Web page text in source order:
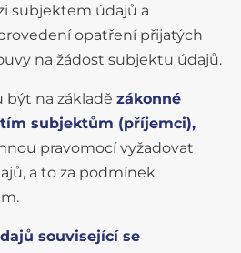
subjektem údajů a
opatření přijatých
na žádost subjektu údajů.
být na základě zákonné
subjektům (příjemci),
pravomocí vyžadovat
a to za podmínek
související se